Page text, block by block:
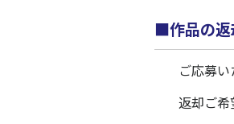
■作品の返
ご応募
返却ご希